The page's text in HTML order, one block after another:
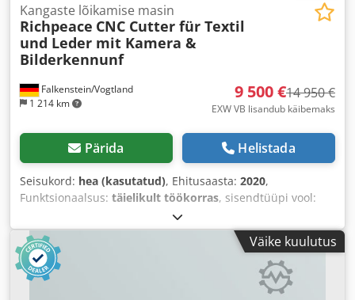
Falkenstein/Vogtland
1 214 km
Kangaste lõikamise masin
Richpeace CNC Cutter für Textil
und Leder mit Kamera &
Bilderkennunf
9 500 €14 950 €
EXW VB lisandub käibemaks
Pärida Helistada
Seisukord: hea (kasutatud), Ehitusaasta: 2020,
Funktsionaalsus: täielikult töökorras, sisendtüüpi vool:
4 500 mm
mm, sisendpinge:400 V, töölaius:2 000 mm, lõikelaius
(maks.):
Väike kuulutus